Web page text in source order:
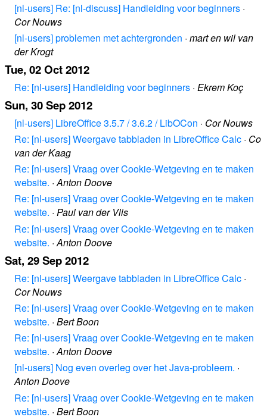
[nl-users] Re: [nl-discuss] Handleiding voor beginners ·
Cor Nouws
[nl-users] problemen met achtergronden · mart en wil van
der Krogt
Tue, 02 Oct 2012
Re: [nl-users] Handleiding voor beginners · Ekrem Koç
Sun, 30 Sep 2012
[nl-users] LibreOffice 3.5.7 / 3.6.2 / LibOCon · Cor Nouws
Re: [nl-users] Weergave tabbladen in LibreOffice Calc · Co
van der Kaag
Re: [nl-users] Vraag over Cookie-Wetgeving en te maken
website. ·Anton Doove
Re: [nl-users] Vraag over Cookie-Wetgeving en te maken
website. · Paul van der Vlis
Re: [nl-users] Vraag over Cookie-Wetgeving en te maken
website. ·Anton Doove
Sat, 29 Sep 2012
Re: [nl-users] Weergave tabbladen in LibreOffice Calc ·
Cor Nouws
Re: [nl-users] Vraag over Cookie-Wetgeving en te maken
website. · Bert Boon
Re: [nl-users] Vraag over Cookie-Wetgeving en te maken
website. ·Anton Doove
[nl-users] Nog even overleg over het Java-probleem. ·
Anton Doove
Re: [nl-users] Vraag over Cookie-Wetgeving en te maken
website. · Bert Boon